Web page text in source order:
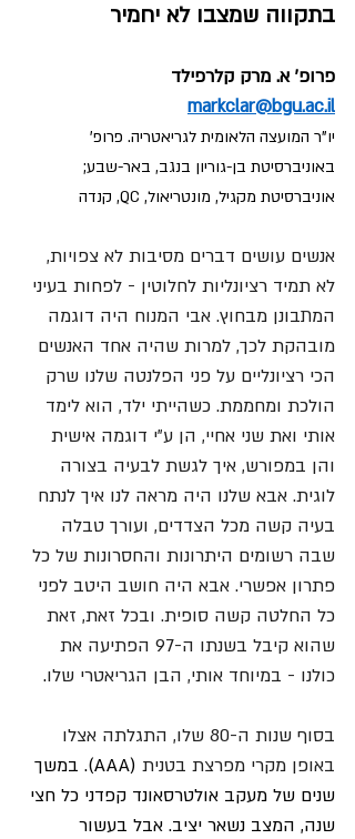
בתקווה שמצבו לא יחמיר
פרופ' א. מרק קלרפילד
markclar@bgu.ac.il
יו"ר המועצה הלאומית לגריאטריה. פרופ'
באוניברסיטת בן-גוריון בנגב, באר-שבע;
אוניברסיטת מקגיל, מונטריאול, QC, קנדה
אנשים עושים דברים מסיבות לא צפויות,
לא תמיד רציונליות לחלוטין - לפחות בעיני
המתבונן מבחוץ. אבי המנוח היה דוגמה
מובהקת לכך, למרות שהיה אחד האנשים
הכי רציונליים על פני הפלנטה שלנו שרק
הולכת ומחממת. כשהייתי ילד, הוא לימד
אותי ואת שני אחיי, הן ע"י דוגמה אישית
והן במפורש, איך לגשת לבעיה בצורה
לוגית. אבא שלנו היה מראה לנו איך לנתח
בעיה קשה מכל הצדדים, ועורך טבלה
שבה רשומים היתרונות והחסרונות של כל
פתרון אפשרי. אבא היה חושב היטב לפני
כל החלטה קשה סופית. ובכל זאת, זאת
שהוא קיבל בשנתו ה-97 הפתיעה את
כולנו - במיוחד אותי, הבן הגריאטרי שלו.
בסוף שנות ה-80 שלו, התגלתה אצלו
באופן מקרי מפרצת בטנית
(AAA). במשך
שנים של מעקב אולטרסאונד קפדני כל חצי
שנה, המצב נשאר יציב. אבל בעשור